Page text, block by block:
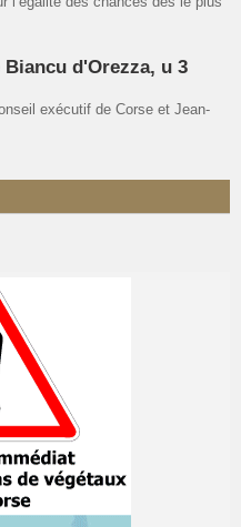
d'Orezza, u 3
exécutif de Corse et Jean-